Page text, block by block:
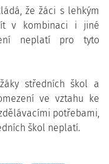
že žáci s lehkým
v kombinaci i jiné
neplatí pro tyto
středních škol a
ve vztahu ke
potřebami,
škol neplatí.